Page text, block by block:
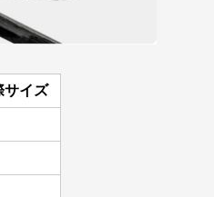
サイズ